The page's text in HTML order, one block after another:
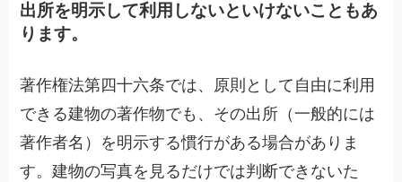
出所を明示して利用しないといけないこともあ
ります。
著作権法第四十六条では、原則として自由に利用
できる建物の著作物でも、その出所（一般的には
著作者名）を明示する慣行がある場合がありま
す。建物の写真を見るだけでは判断できないた